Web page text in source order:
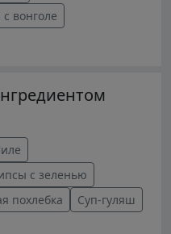
с вонголе
с зеленью
похлебка
Суп-гуляш